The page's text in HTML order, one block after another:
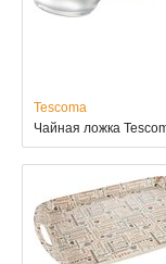
Tescoma
Чайная ложка